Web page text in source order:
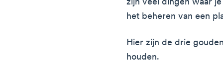
zijn veel dingen waar
het beheren van een
Hier zijn de drie
houden.